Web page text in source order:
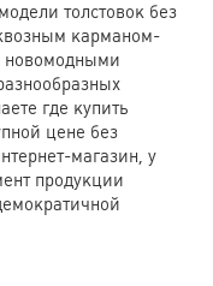
толстовок без
карманом-
новомодными
где купить
цене без
магазин, у
продукции